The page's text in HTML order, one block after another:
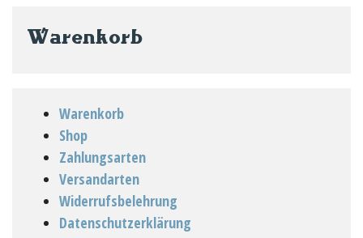
Warenkorb
Warenkorb
Shop
Zahlungsarten
Versandarten
Widerrufsbelehrung
Datenschutzerklärung